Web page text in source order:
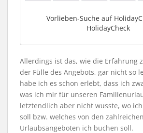
Vorlieben-Suche auf
HolidayCheck
Allerdings ist das, wie die Erfahrung
der Fülle des Angebots, gar nicht so
habe ich es schon erlebt, dass ich
was ich mir für unseren
letztendlich aber nicht wusste, wo
soll bzw. welches von den zahlreichen
Urlaubsangeboten ich buchen soll.